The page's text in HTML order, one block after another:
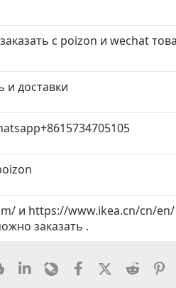
с poizon и wechat
и доставки
и https://www.ikea.cn/cn/
заказать .
BloggerLinkedinLivejournalFacebookX (Twitter)
Reddit